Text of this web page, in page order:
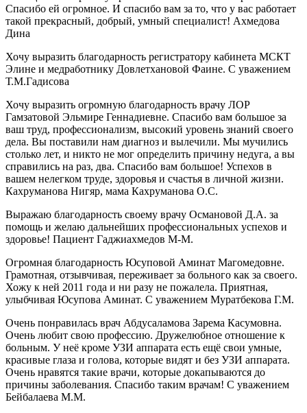
Спасибо ей огромное. И спасибо вам за то, что у вас работает
такой прекрасный, добрый, умный специалист! Ахмедова
Дина
Хочу выразить благодарность регистратору кабинета МСКТ
Элине и медработнику Довлетхановой Фаине. С уважением
Т.М.Гадисова
Хочу выразить огромную благодарность врачу ЛОР
Гамзатовой Эльмире Геннадиевне. Спасибо вам большое за
ваш труд, профессионализм, высокий уровень знаний своего
дела. Вы поставили нам диагноз и вылечили. Мы мучились
столько лет, и никто не мог определить причину недуга, а вы
справились на раз, два. Спасибо вам большое! Успехов в
вашем нелегком труде, здоровья и счастья в личной жизни.
Кахруманова Нигяр, мама Кахруманова О.С.
Выражаю благодарность своему врачу Османовой Д.А. за
помощь и желаю дальнейших профессиональных успехов и
здоровье! Пациент Гаджиахмедов М-М.
Огромная благодарность Юсуповой Аминат Магомедовне.
Грамотная, отзывчивая, переживает за больного как за своего.
Хожу к ней 2011 года и ни разу не пожалела. Приятная,
улыбчивая Юсупова Аминат. С уважением Муратбекова Г.М.
Очень понравилась врач Абдусаламова Зарема Касумовна.
Очень любит свою профессию. Дружелюбное отношение к
больным. У неё кроме УЗИ аппарата есть ещё свои умные,
красивые глаза и голова, которые видят и без УЗИ аппарата.
Очень нравятся такие врачи, которые докапываются до
причины заболевания. Спасибо таким врачам! С уважением
Бейбалаева М.М.